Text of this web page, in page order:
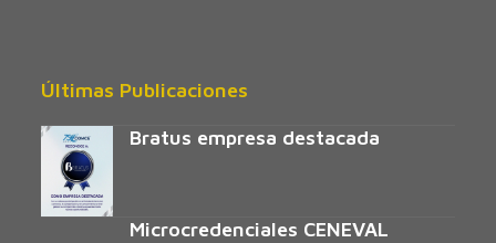
Últimas Publicaciones
Bratus empresa destacada
Microcredenciales CENEVAL